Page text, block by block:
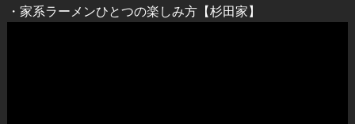
・家系ラーメンひとつの楽しみ方【杉田家】